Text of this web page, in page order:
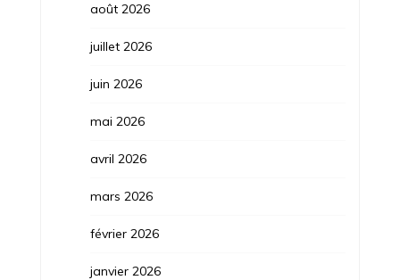
août 2026
juillet 2026
juin 2026
mai 2026
avril 2026
mars 2026
février 2026
janvier 2026